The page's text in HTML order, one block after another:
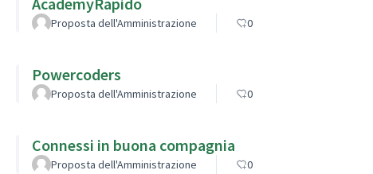
Proposta dell'Amministrazione 0
Powercoders
Proposta dell'Amministrazione 0
Connessi in buona compagnia
Proposta dell'Amministrazione 0